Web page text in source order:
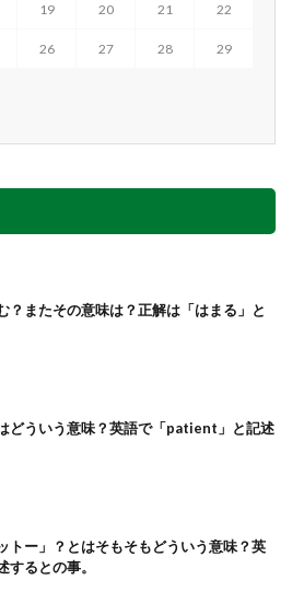
19 20 21 22
26 27 28 29
？またその意味は？正解は「はまる」と
どういう意味？英語で「patient」と記述
トー」？とはそもそもどういう意味？英
るとの事。